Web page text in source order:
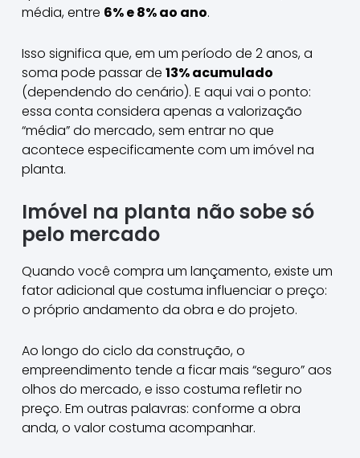
média, entre 6% e 8% ao ano.
Isso significa que, em um período de 2 anos, a
soma pode passar de 13% acumulado
(dependendo do cenário). E aqui vai o ponto:
essa conta considera apenas a valorização
“média” do mercado, sem entrar no que
acontece especificamente com um imóvel na
planta.
Imóvel na planta não sobe só
pelo mercado
Quando você compra um lançamento, existe um
fator adicional que costuma influenciar o preço:
o próprio andamento da obra e do projeto.
Ao longo do ciclo da construção, o
empreendimento tende a ficar mais “seguro” aos
olhos do mercado, e isso costuma refletir no
preço. Em outras palavras: conforme a obra
anda, o valor costuma acompanhar.